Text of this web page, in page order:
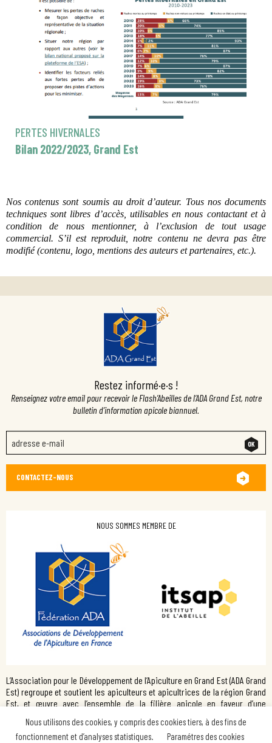
PERTES HIVERNALES
Bilan 2022/2023, Grand Est
Nos contenus sont soumis au droit d’auteur. Tous nos documents
techniques sont libres d’accès, utilisables en nous contactant et à
condition de nous mentionner, à l’exclusion de tout usage
commercial. S’il est reproduit, notre contenu ne devra pas être
modifié (contenu, logo, mentions des auteurs et partenaires, etc.).
Restez informé·e·s !
Renseignez votre email pour recevoir le Flash’Abeilles de l’ADA Grand Est, notre
bulletin d’information apicole biannuel.
CONTACTEZ-NOUS
NOUS SOMMES MEMBRE DE
L’Association pour le Développement de l’Apiculture en Grand Est (ADA Grand
Est) regroupe et soutient les apiculteurs et apicultrices de la région Grand
Est, et œuvre avec l’ensemble de la filière apicole en faveur d’une
MENTIONS LÉGALES/ POLITIQUE DE CONFIDENTIALITÉ
Nous utilisons des cookies, y compris des cookies tiers, à des fins de
fonctionnement et d’analyses statistiques.
Paramétres des cookies